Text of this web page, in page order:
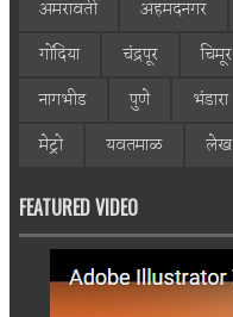
अमरावती अहमदनगर
गोंदिया
चंद्रपूर चिमूर
नागभीड
पुणे भंडारा
मेट्रो
यवतमाळ लेख
FEATURED VIDEO